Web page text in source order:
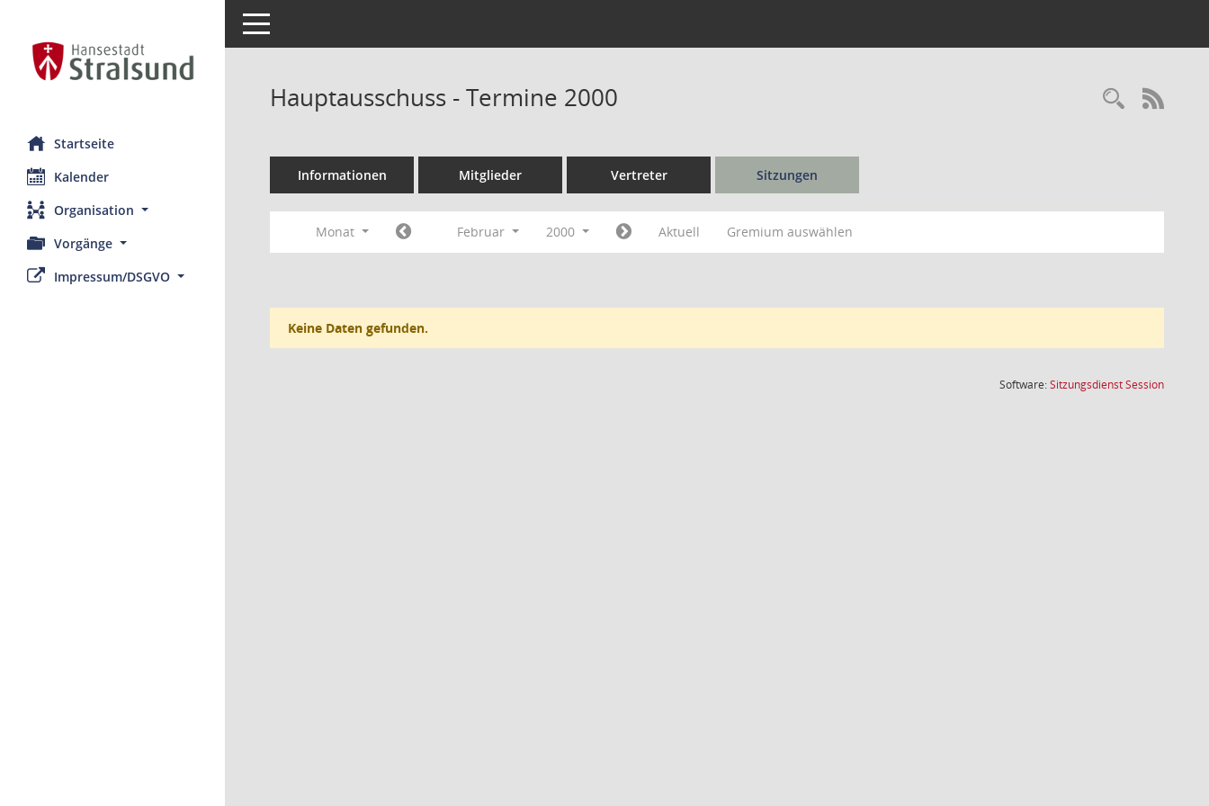
Startseite
Kalender
Organisation
Vorgänge
Impressum/DSGVO
Toggle navigation
Hauptausschuss - Termine 2000
Informationen Mitglieder Vertreter Sitzungen
Monat Februar 2000 Aktuell Gremium auswählen
Keine Daten gefunden.
Software:SitzungsdienstSession(Wird in